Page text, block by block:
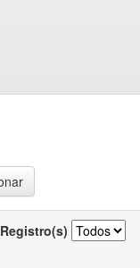
Registro(s)